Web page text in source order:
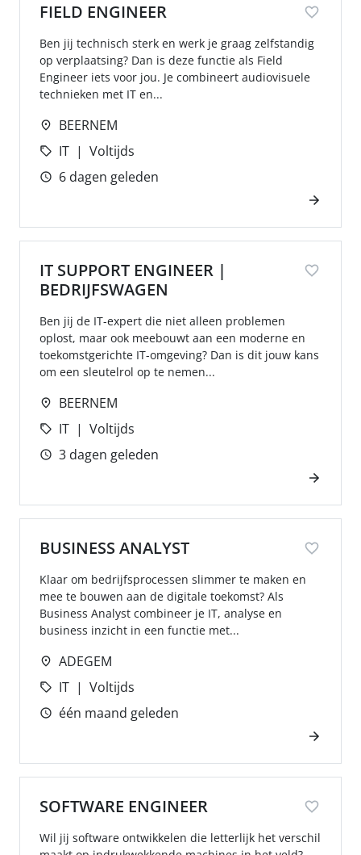
FIELD ENGINEER
Ben jij technisch sterk en werk je graag zelfstandig
op verplaatsing? Dan is deze functie als Field
Engineer iets voor jou. Je combineert audiovisuele
technieken met IT en...
BEERNEM
IT
Voltijds
6 dagen geleden
IT SUPPORT ENGINEER |
BEDRIJFSWAGEN
Ben jij de IT-expert die niet alleen problemen
oplost, maar ook meebouwt aan een moderne en
toekomstgerichte IT-omgeving? Dan is dit jouw kans
om een sleutelrol op te nemen...
BEERNEM
IT
Voltijds
3 dagen geleden
BUSINESS ANALYST
Klaar om bedrijfsprocessen slimmer te maken en
mee te bouwen aan de digitale toekomst? Als
Business Analyst combineer je IT, analyse en
business inzicht in een functie met...
ADEGEM
IT
Voltijds
één maand geleden
SOFTWARE ENGINEER
Wil jij software ontwikkelen die letterlijk het verschil